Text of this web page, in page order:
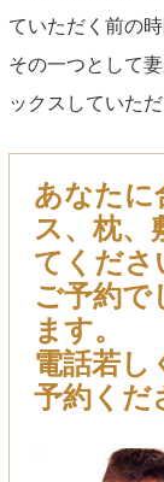
ていただく前の
その一つとして
ックスしていた
あなたに
ス、枕、
てくださ
ご予約で
ます。
電話若し
予約くだ